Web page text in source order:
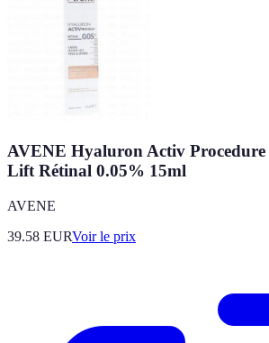
AVENE Hyaluron Activ
Lift Rétinal 0.05% 15ml
AVENE
39.58 EURVoir le prix